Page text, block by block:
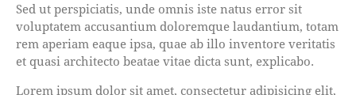
Sed ut perspiciatis, unde omnis iste natus error sit
voluptatem accusantium doloremque laudantium, totam
rem aperiam eaque ipsa, quae ab illo inventore veritatis
et quasi architecto beatae vitae dicta sunt, explicabo.
Lorem ipsum dolor sit amet, consectetur adipisicing elit,